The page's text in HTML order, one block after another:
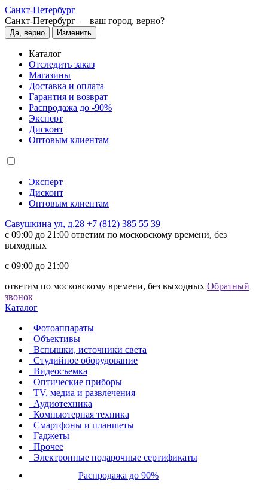
Санкт-Петербург
Санкт-Петербург — ваш город, верно?
Да, верно Изменить
Каталог
Отследить заказ
Магазины
Доставка и оплата
Гарантия и возврат
Распродажа до -90%
Эксперт
Дисконт
Оптовым клиентам
Эксперт
Дисконт
Оптовым клиентам
Савушкина ул, д.28 +7 (812) 385 55 39
c 09:00 до 21:00 ответим по московскому времени, без
выходных
c 09:00 до 21:00
ответим по московскому времени, без выходных Обратный
звонок
Каталог
Фотоаппараты
Объективы
Вспышки, источники света
Студийное оборудование
Видеосъемка
Оптические приборы
TV, медиа и развлечения
Аудиотехника
Компьютерная техника
Смартфоны и планшеты
Гаджеты
Прочее
Электронные подарочные сертификаты
Распродажа до 90%